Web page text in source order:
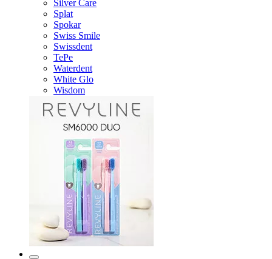
Silver Care
Splat
Spokar
Swiss Smile
Swissdent
TePe
Waterdent
White Glo
Wisdom